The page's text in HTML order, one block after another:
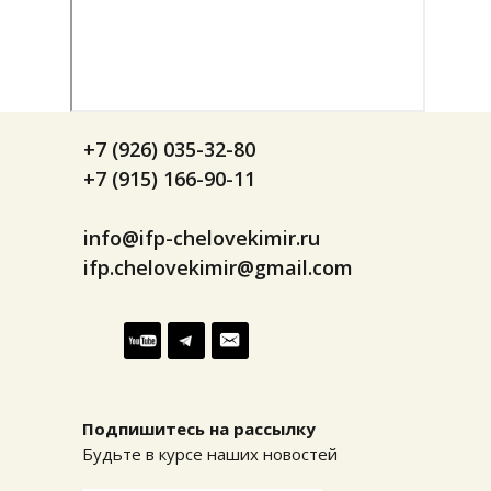
Подпишитесь на рассылку
Будьте в курсе наших новостей
+7 (926) 035-32-80
+7 (915) 166-90-11
info@ifp-chelovekimir.ru
ifp.chelovekimir@gmail.com